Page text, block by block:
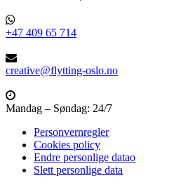
+47 409 65 714
creative@flytting-oslo.no
Mandag – Søndag: 24/7
Personvernregler
Cookies policy
Endre personlige datao
Slett personlige data